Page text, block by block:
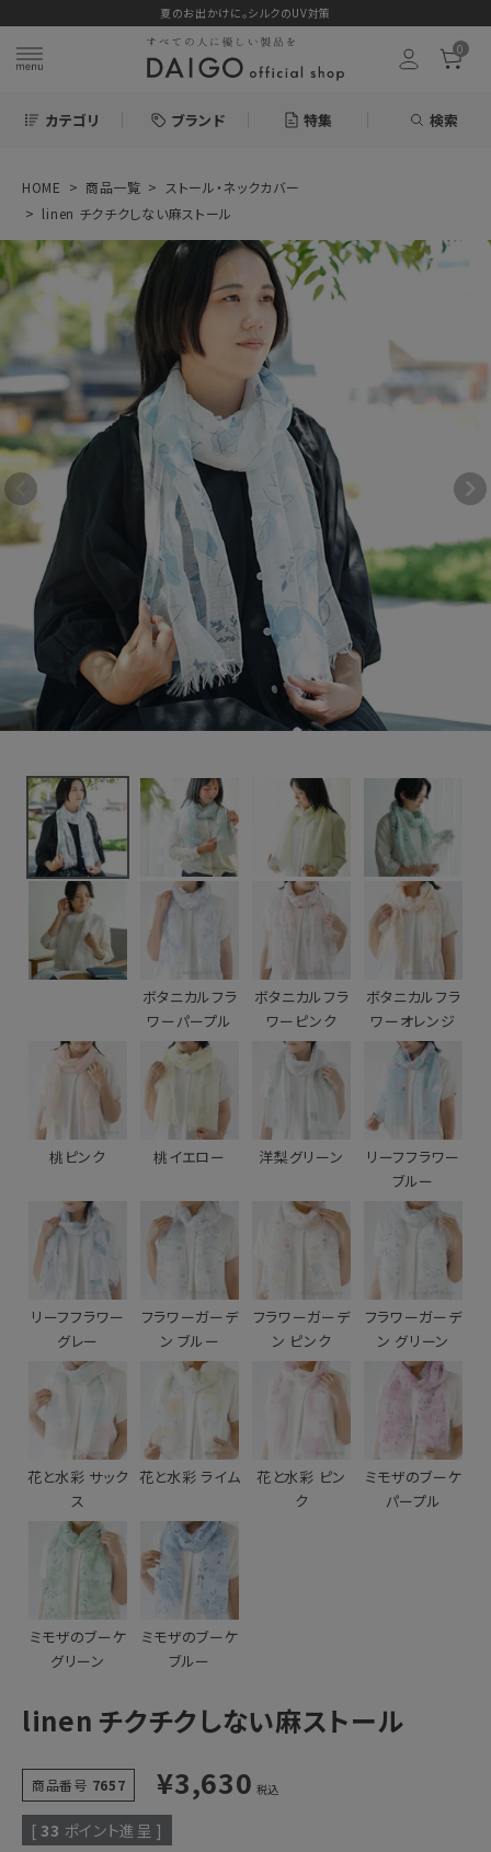
夏のお出かけに。シルクのUV対策
0
カテゴリ ブランド 特集 検索
search
ログイン お気に入り
linen チクチクし
ない麻ストール
3,630円
新着＆再入荷商品
カテゴリーから探す
ギフトを探す
特集
読み物
お問い合わせ
ログアウト
HOME 商品一覧
ストール・ネックカバー
linen チクチクしない麻ストール
ボタニカルフラ
ワーパープル
ボタニカルフラ
ワーピンク
ボタニカルフラ
ワーオレンジ
桃ピンク 桃イエロー 洋梨グリーン
リーフフラワー
ブルー
リーフフラワー
グレー
フラワーガーデ
ン ブルー
フラワーガーデ
ン ピンク
フラワーガーデ
ン グリーン
花と水彩 サック
ス
花と水彩 ライム
花と水彩 ピン
ク
ミモザのブーケ
パープル
ミモザのブーケ
グリーン
ミモザのブーケ
ブルー
linen チクチクしない麻ストール
商品番号 7657 ¥3,630 税込
[ 33 ポイント進呈 ]